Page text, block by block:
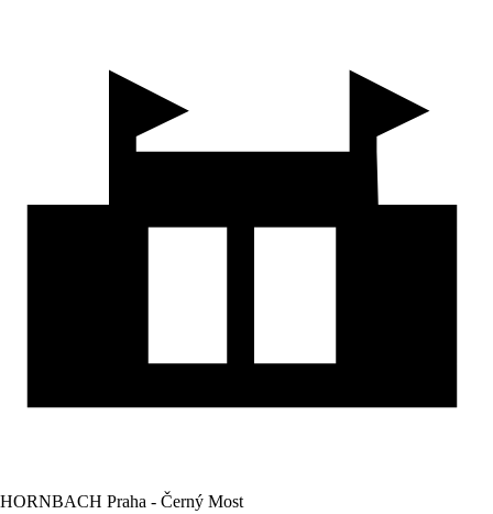
HORNBACH Praha - Černý Most